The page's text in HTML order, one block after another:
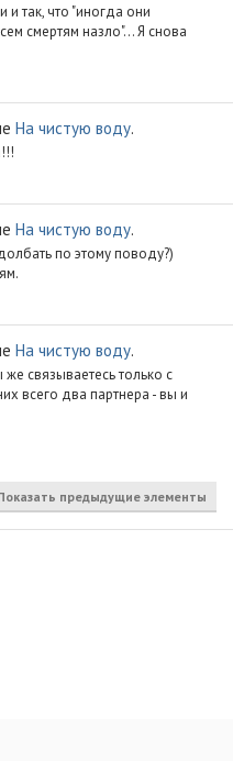
и так, что "иногда они
смертям назло"... Я снова
На чистую воду.
На чистую воду.
по этому поводу?)
На чистую воду.
связываетесь только с
всего два партнера - вы и
предыдущие элементы